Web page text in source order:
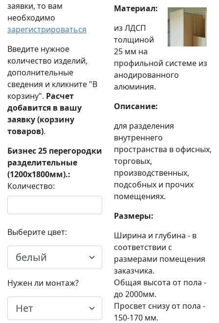
заявки, то вам
необходимо
зарегистрироваться
Введите нужное
количество изделий,
дополнительные
сведения и кликните "В
корзину". Расчет
добавится в вашу
заявку (корзину
товаров).
Бизнес 25 перегородки
разделительные
(1200х1800мм).:
Количество:
Выберите цвет:
Нужен ли монтаж?
Материал:
из ЛДСП
толщиной
25 мм на
профильной системе из
анодированного
алюминия.
Описание:
для разделения
внутреннего
пространства в офисных,
торговых,
производственных,
подсобных и прочих
помещениях.
Размеры:
Ширина и глубина - в
соответствии с
размерами помещения
заказчика.
Общая высота от пола -
до 2000мм.
Просвет снизу от пола -
150-170 мм.